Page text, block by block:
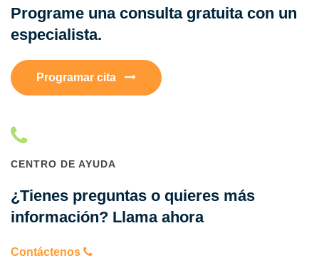
Programe una consulta gratuita con un
especialista.
Programar cita
CENTRO DE AYUDA
¿Tienes preguntas o quieres más
información? Llama ahora
Contáctenos